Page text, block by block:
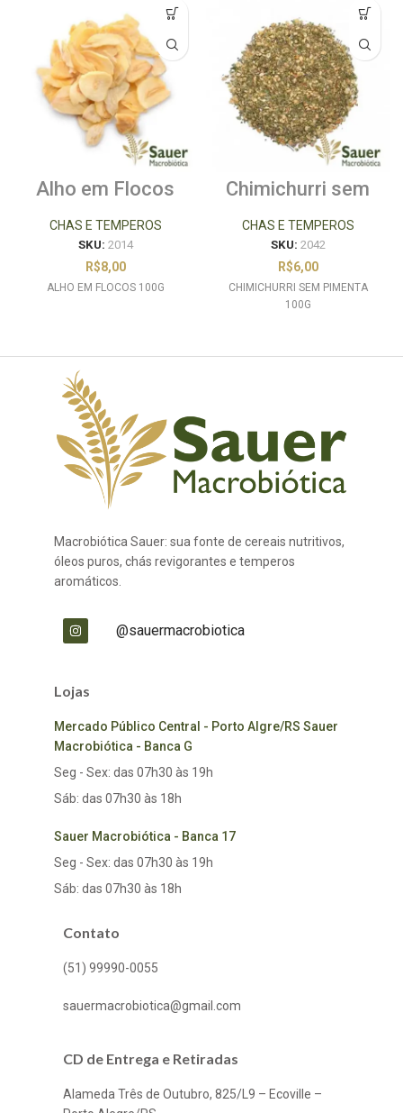
Alho em Flocos
CHAS E TEMPEROS
SKU: 2014
R$8,00
ALHO EM FLOCOS 100G
Chimichurri sem
CHAS E TEMPEROS
SKU: 2042
R$6,00
CHIMICHURRI SEM PIMENTA
100G
Macrobiótica Sauer: sua fonte de cereais nutritivos,
óleos puros, chás revigorantes e temperos
aromáticos.
@sauermacrobiotica
Lojas
Mercado Público Central - Porto Algre/RS Sauer
Macrobiótica - Banca G
Seg - Sex: das 07h30 às 19h
Sáb: das 07h30 às 18h
Sauer Macrobiótica - Banca 17
Seg - Sex: das 07h30 às 19h
Sáb: das 07h30 às 18h
Contato
(51) 99990-0055
sauermacrobiotica@gmail.com
CD de Entrega e Retiradas
Alameda Três de Outubro, 825/L9 – Ecoville –